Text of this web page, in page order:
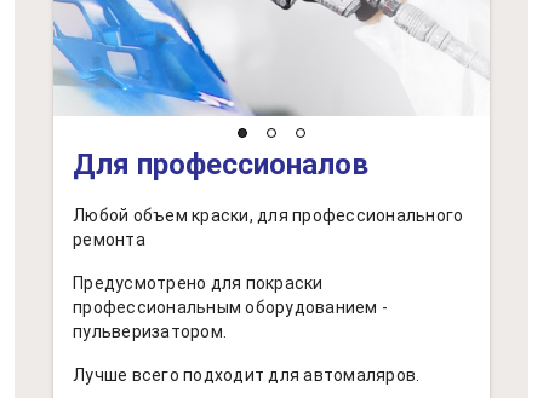
Для профессионалов
Любой объем краски, для профессионального
ремонта
Предусмотрено для покраски
профессиональным оборудованием -
пульверизатором.
Лучше всего подходит для автомаляров.